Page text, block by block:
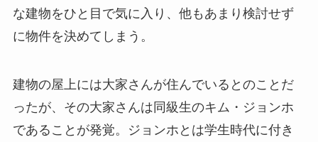
な建物をひと目で気に入り、他もあまり検討せず
に物件を決めてしまう。
建物の屋上には大家さんが住んでいるとのことだ
ったが、その大家さんは同級生のキム・ジョンホ
であることが発覚。ジョンホとは学生時代に付き